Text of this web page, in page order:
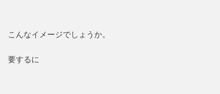
こんなイメージでしょうか。
要するに